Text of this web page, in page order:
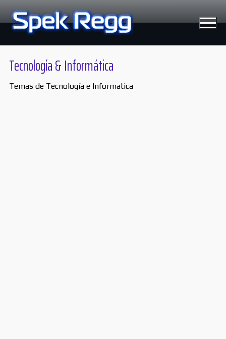
al
contenido
Tecnología & Informática
Temas de Tecnología e Informatica